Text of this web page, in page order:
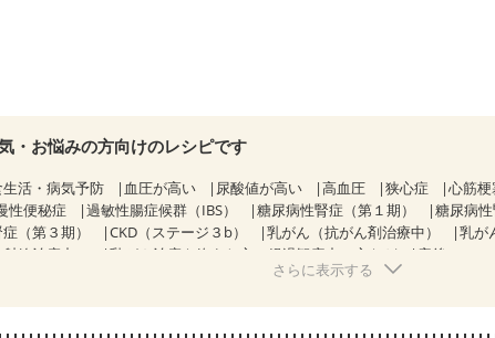
・お悩みの方向けのレシピです
活・病気予防 血圧が高い 尿酸値が高い 高血圧 狭心症 心筋梗
性便秘症 過敏性腸症候群（IBS） 糖尿病性腎症（第１期）
糖尿病性
（第３期）
CKD（ステージ３b） 乳がん（抗がん剤治療中）
乳が
線治療中）
乳がん治療を終えた方・経過観察中の方など 産後（ミル
低栄養予防 貧血対策
さらに表示する